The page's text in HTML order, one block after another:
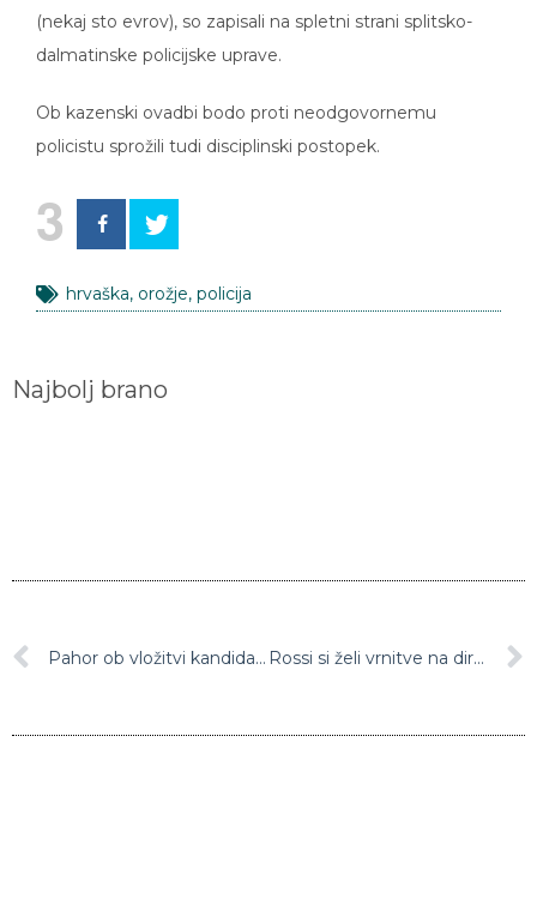
(nekaj sto evrov), so zapisali na spletni strani splitsko-
dalmatinske policijske uprave.
Ob kazenski ovadbi bodo proti neodgovornemu
policistu sprožili tudi disciplinski postopek.
3
hrvaška, orožje, policija
Najbolj brano
Pahor ob vložitvi kandidature: Imam dober občutek Rossi si želi vrnitve na dirkališča že konec tedna